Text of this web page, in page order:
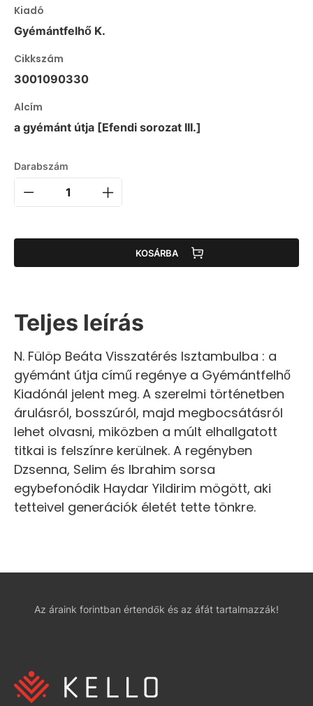
Kiadó
Gyémántfelhő K.
Cikkszám
3001090330
Alcím
a gyémánt útja [Efendi sorozat III.]
Darabszám
KOSÁRBA
Teljes leírás
N. Fülöp Beáta Visszatérés Isztambulba : a
gyémánt útja című regénye a Gyémántfelhő
Kiadónál jelent meg. A szerelmi történetben
árulásról, bosszúról, majd megbocsátásról
lehet olvasni, miközben a múlt elhallgatott
titkai is felszínre kerülnek. A regényben
Dzsenna, Selim és Ibrahim sorsa
egybefonódik Haydar Yildirim mögött, aki
tetteivel generációk életét tette tönkre.
Az áraink forintban értendők és az áfát tartalmazzák!